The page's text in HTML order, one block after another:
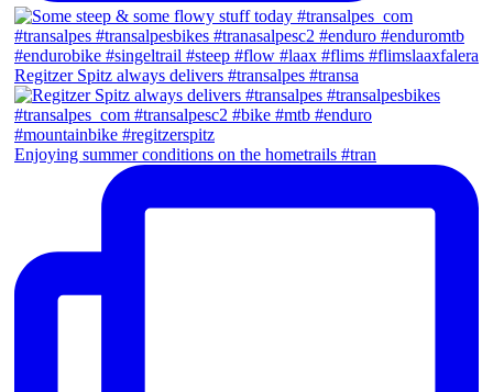
Regitzer Spitz always delivers #transalpes #transa
Enjoying summer conditions on the hometrails #tran